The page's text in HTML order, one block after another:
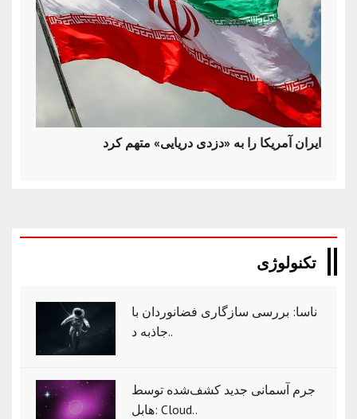
ایران آمریکا را به «دزدی دریایی» متهم کرد
تکنولوژی
ناسا: بررسی سازگاری فضانوردان با
جاذبه د..
جرم آسمانی جدید کشف‌شده توسط
هابل: Cloud..